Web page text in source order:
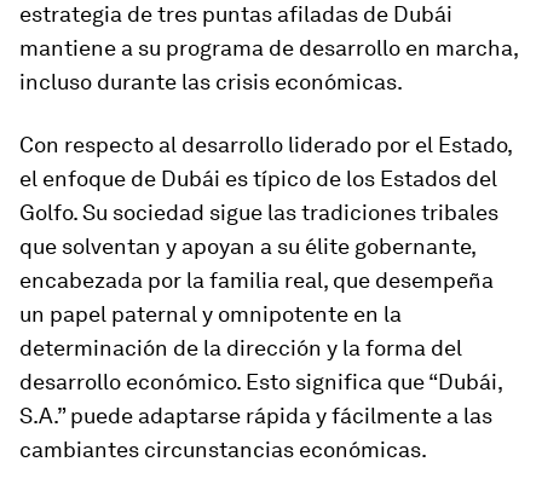
estrategia de tres puntas afiladas de Dubái
mantiene a su programa de desarrollo en marcha,
incluso durante las crisis económicas.
Con respecto al desarrollo liderado por el Estado,
el enfoque de Dubái es típico de los Estados del
Golfo. Su sociedad sigue las tradiciones tribales
que solventan y apoyan a su élite gobernante,
encabezada por la familia real, que desempeña
un papel paternal y omnipotente en la
determinación de la dirección y la forma del
desarrollo económico. Esto significa que “Dubái,
S.A.” puede adaptarse rápida y fácilmente a las
cambiantes circunstancias económicas.